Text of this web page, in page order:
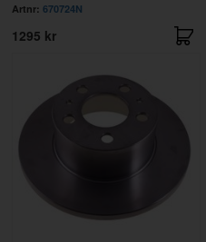
Artnr: 670724N
1295 kr